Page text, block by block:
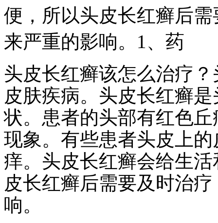
便，所以头皮长红癣后
来严重的影响。1、药
头皮长红癣该怎么治疗
皮肤疾病。头皮长红癣
状。患者的头部有红色
现象。有些患者头皮上
痒。头皮长红癣会给生
皮长红癣后需要及时治
响。